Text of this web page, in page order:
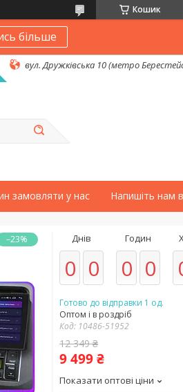
Кошик
більше
вул. Дружківська 10 (метро
замовляти у нас Напишіть нам
–23% Днів
0 0
Годин
0 0
Готово до відправки 1 од.
Оптом і в роздріб
Код: 10486-51952
12 349 ₴
9 499 ₴
Показати оптові ціни